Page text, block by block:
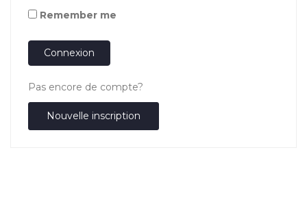
Remember me
Connexion
Pas encore de compte?
Nouvelle inscription